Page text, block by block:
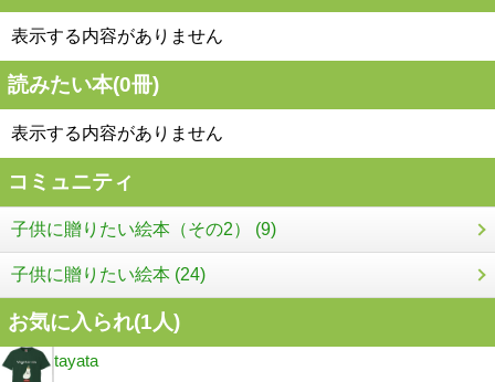
表示する内容がありません
読みたい本(0冊)
表示する内容がありません
コミュニティ
子供に贈りたい絵本（その2） (9)
子供に贈りたい絵本 (24)
お気に入られ(1人)
tayata